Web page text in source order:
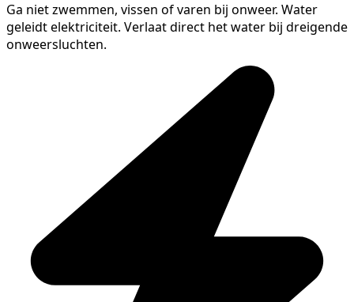
Ga niet zwemmen, vissen of varen bij onweer. Water
geleidt elektriciteit. Verlaat direct het water bij dreigende
onweersluchten.